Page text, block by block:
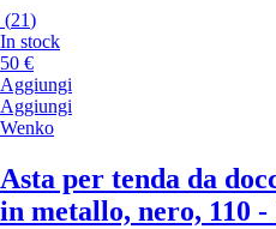
(21)
In stock
50 €
Aggiungi
Aggiungi
Wenko
Asta per tenda da
in metallo, nero, 110 -